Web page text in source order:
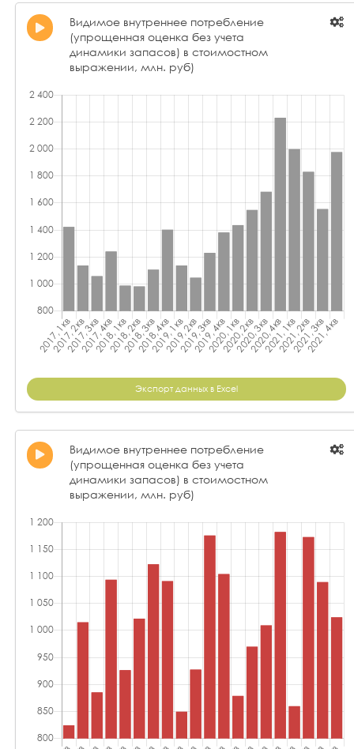
Видимое внутреннее потребление
(упрощенная оценка без учета
динамики запасов) в стоимостном
выражении, млн. руб)
Экспорт данных в Excel
Видимое внутреннее потребление
(упрощенная оценка без учета
динамики запасов) в стоимостном
выражении, млн. руб)